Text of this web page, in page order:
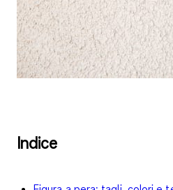
Indice